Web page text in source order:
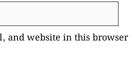
and website in this